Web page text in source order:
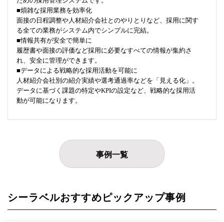
■煩雑な採用業務を効率化
面接の日程調整や人材紹介会社とのやりとりなど、採用に関す
る全ての業務がシステム内でシンプルに完結。
■情報共有が安全で簡単に
履歴書や面接の評価など採用に必要なすべての情報が集約さ
れ、安全に管理ができます。
■データによる戦略的な採用活動を可能に
人材紹介会社別の紹介実績や選考通過率などを「見える化」。
データに基づく課題の特定やKPIの設定など、戦略的な採用活
動が可能になります。
事例一覧
シーラベルおすすめピックアップ事例